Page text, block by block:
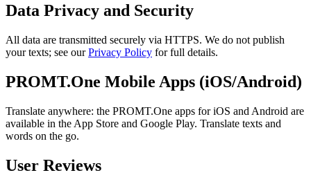
Data Privacy and Security
All data are transmitted securely via HTTPS. We do not publish
your texts; see ourPrivacy Policy for full details.
PROMT.One Mobile Apps (iOS/Android)
Translate anywhere: the PROMT.One apps for iOS and Android are
available in the App Store and Google Play. Translate texts and
words on the go.
User Reviews